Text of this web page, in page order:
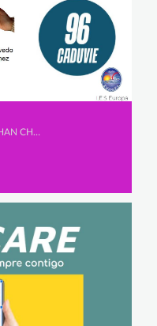
Secundaria, HUGO CANO GÓMEZ, ZIHAN CHEN y RAFAEL YUSTE ACEVEDO